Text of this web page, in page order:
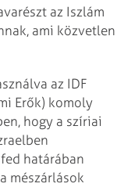
az Iszlám
ami közvetlen
az IDF
Erők) komoly
hogy a szíriai
határában
mészárlások